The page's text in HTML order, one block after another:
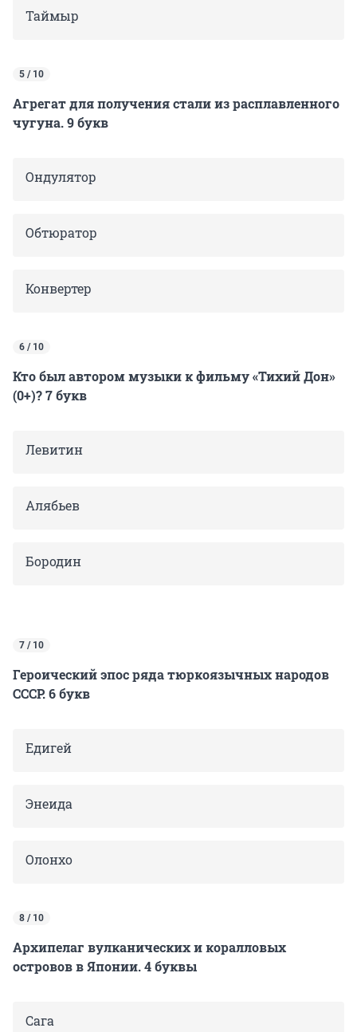
Таймыр
5 / 10
Агрегат для получения стали из расплавленного
чугуна. 9 букв
Ондулятор
Обтюратор
Конвертер
6 / 10
Кто был автором музыки к фильму «Тихий Дон»
(0+)? 7 букв
Левитин
Алябьев
Бородин
7 / 10
Героический эпос ряда тюркоязычных народов
СССР. 6 букв
Едигей
Энеида
Олонхо
8 / 10
Архипелаг вулканических и коралловых
островов в Японии. 4 буквы
Сага